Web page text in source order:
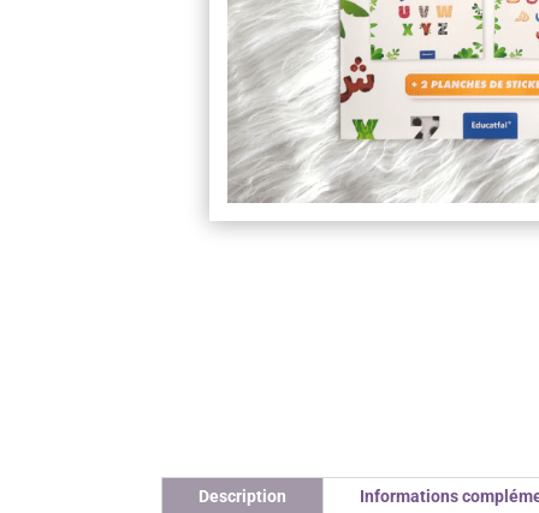
Description Informations